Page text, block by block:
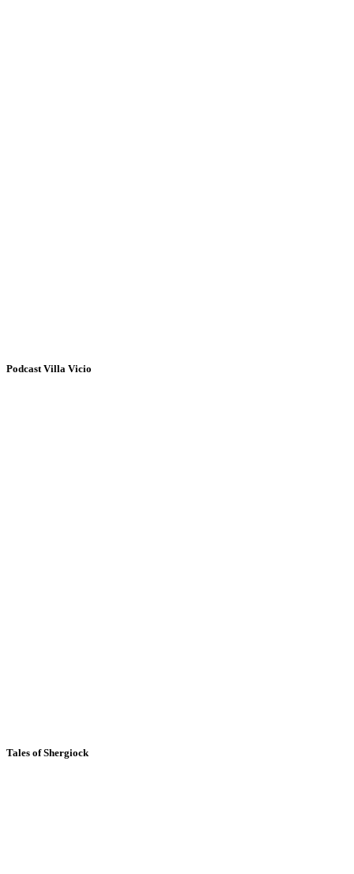
Podcast Villa Vicio
Tales of Shergiock